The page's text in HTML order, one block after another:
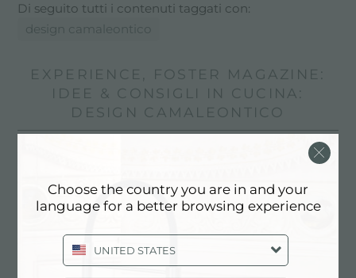
Di seguito tutti i contenuti taggati con:
design camaleontico
EXPERIENCE, FOSTER MAGAZINE:
IDEE & CONSIGLI IN CUCINA:
DESIGN CAMALEONTICO
Choose the country you are in and your
language for a better browsing experience
UNITED STATES